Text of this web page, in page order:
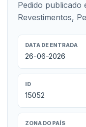
Pedido publicado
Revestimentos,
DATA DE ENTRADA
26-06-2026
ID
15052
ZONA DO PAÍS